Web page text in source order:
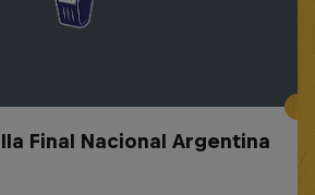
Final Nacional Argentina